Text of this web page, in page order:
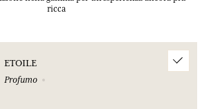
ricca
ETOILE
Profumo